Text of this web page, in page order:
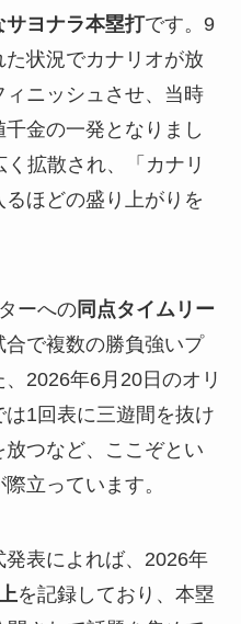
サヨナラ本塁打です。9
状況でカナリオが放
ニッシュさせ、当時
金の一発となりまし
拡散され、「カナリ
ほどの盛り上がりを
ーへの同点タイムリー
合で複数の勝負強いプ
2026年6月20日のオリ
1回表に三遊間を抜け
つなど、ここぞとい
立っています。
表によれば、2026年
を記録しており、本塁